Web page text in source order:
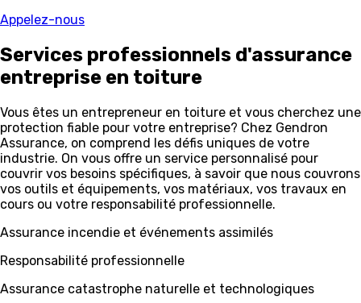
Appelez-nous
Services professionnels d'assurance
entreprise en toiture
Vous êtes un entrepreneur en toiture et vous cherchez une
protection fiable pour votre entreprise? Chez Gendron
Assurance, on comprend les défis uniques de votre
industrie. On vous offre un service personnalisé pour
couvrir vos besoins spécifiques, à savoir que nous couvrons
vos outils et équipements, vos matériaux, vos travaux en
cours ou votre responsabilité professionnelle.
Assurance incendie et événements assimilés
Responsabilité professionnelle
Assurance catastrophe naturelle et technologiques